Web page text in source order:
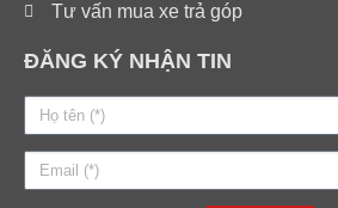
Tư vấn mua xe trả góp
ĐĂNG KÝ NHẬN TIN